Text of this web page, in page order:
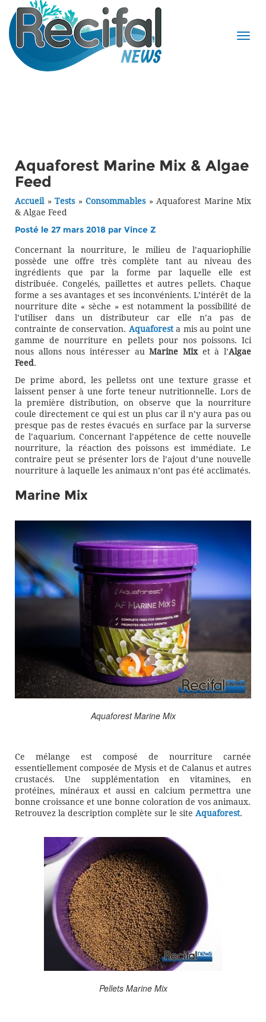
Aquaforest Marine Mix & Algae
Feed
Accueil» Tests» Consommables» Aquaforest Marine Mix
& Algae Feed
Posté le 27 mars 2018 par Vince Z
Concernant la nourriture, le milieu de l’aquariophilie
possède une offre très complète tant au niveau des
ingrédients que par la forme par laquelle elle est
distribuée. Congelés, paillettes et autres pellets. Chaque
forme a ses avantages et ses inconvénients. L’intérêt de la
nourriture dite « sèche » est notamment la possibilité de
l’utiliser dans un distributeur car elle n’a pas de
contrainte de conservation. Aquaforesta mis au point une
gamme de nourriture en pellets pour nos poissons. Ici
nous allons nous intéresser auMarine Mixet à l’Algae
Feed.
De prime abord, les pelletss ont une texture grasse et
laissent penser à une forte teneur nutritionnelle. Lors de
la première distribution, on observe que la nourriture
coule directement ce qui est un plus car il n’y aura pas ou
presque pas de restes évacués en surface par la surverse
de l’aquarium. Concernant l’appétence de cette nouvelle
nourriture, la réaction des poissons est immédiate. Le
contraire peut se présenter lors de l’ajout d’une nouvelle
nourriture à laquelle les animaux n’ont pas été acclimatés.
Marine Mix
Aquaforest Marine Mix
Ce mélange est composé de nourriture carnée
essentiellement composée de Mysis et de Calanus et autres
crustacés. Une supplémentation en vitamines, en
protéines, minéraux et aussi en calcium permettra une
bonne croissance et une bonne coloration de vos animaux.
Retrouvez la description complète sur le site Aquaforest.
Pellets Marine Mix